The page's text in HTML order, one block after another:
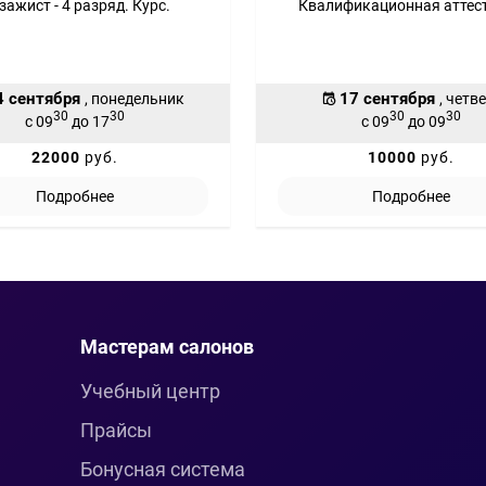
- 4 разряд. Курс.
сентября , понедельник
с 0930 до 1730
22000 руб.
Подробнее
Квалификационная
17 сентября ,
с 0930 до 0930
10000 руб.
Подробнее
Мастерам салонов
Учебный центр
Прайсы
Бонусная система